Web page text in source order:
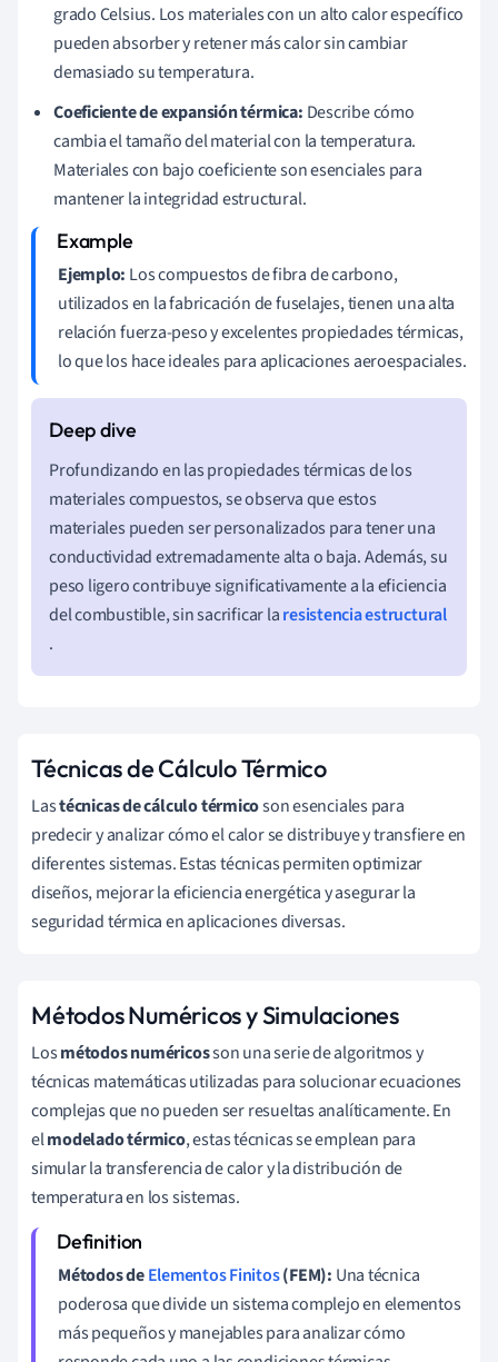
grado Celsius. Los materiales con un alto calor específico
pueden absorber y retener más calor sin cambiar
demasiado su temperatura.
Coeficiente de expansión térmica: Describe cómo
cambia el tamaño del material con la temperatura.
Materiales con bajo coeficiente son esenciales para
mantener la integridad estructural.
Ejemplo: Los compuestos de fibra de carbono,
utilizados en la fabricación de fuselajes, tienen una alta
relación fuerza-peso y excelentes propiedades térmicas,
lo que los hace ideales para aplicaciones aeroespaciales.
Profundizando en las propiedades térmicas de los
materiales compuestos, se observa que estos
materiales pueden ser personalizados para tener una
conductividad extremadamente alta o baja. Además, su
peso ligero contribuye significativamente a la eficiencia
del combustible, sin sacrificar laresistencia estructural
.
Técnicas de Cálculo Térmico
Lastécnicas de cálculo térmicoson esenciales para
predecir y analizar cómo el calor se distribuye y transfiere en
diferentes sistemas. Estas técnicas permiten optimizar
diseños, mejorar la eficiencia energética y asegurar la
seguridad térmica en aplicaciones diversas.
Métodos Numéricos y Simulaciones
Losmétodos numéricosson una serie de algoritmos y
técnicas matemáticas utilizadas para solucionar ecuaciones
complejas que no pueden ser resueltas analíticamente. En
elmodelado térmico, estas técnicas se emplean para
simular la transferencia de calor y la distribución de
temperatura en los sistemas.
Métodos deElementos Finitos(FEM): Una técnica
poderosa que divide un sistema complejo en elementos
más pequeños y manejables para analizar cómo